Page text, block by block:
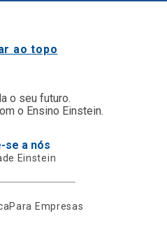
ao topo
o seu futuro.
o Ensino Einstein.
se a nós
Einstein
Para Empresas